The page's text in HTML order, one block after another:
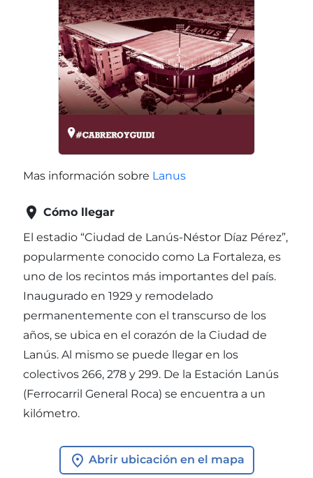
Mas información sobre Lanus
 Cómo llegar
El estadio “Ciudad de Lanús-Néstor Díaz Pérez”,
popularmente conocido como La Fortaleza, es
uno de los recintos más importantes del país.
Inaugurado en 1929 y remodelado
permanentemente con el transcurso de los
años, se ubica en el corazón de la Ciudad de
Lanús. Al mismo se puede llegar en los
colectivos 266, 278 y 299. De la Estación Lanús
(Ferrocarril General Roca) se encuentra a un
kilómetro.
Abrir ubicación en el mapa